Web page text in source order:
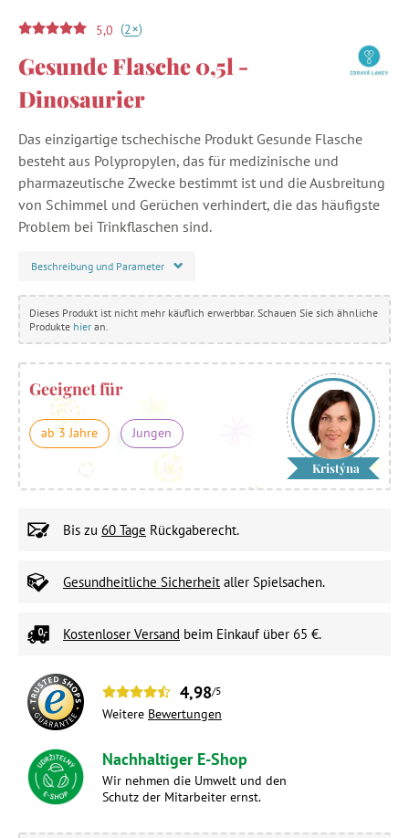
5,0 (2+)
Gesunde Flasche 0,5l -
Dinosaurier
Das einzigartige tschechische Produkt Gesunde Flasche
besteht aus Polypropylen, das für medizinische und
pharmazeutische Zwecke bestimmt ist und die Ausbreitung
von Schimmel und Gerüchen verhindert, die das häufigste
Problem bei Trinkflaschen sind.
Beschreibung und Parameter
Dieses Produkt ist nicht mehr käuflich erwerbbar. Schauen Sie sich ähnliche
Produkte hier an.
Geeignet für
ab 3 Jahre Jungen
Kristýna
Bis zu 60 Tage Rückgaberecht.
Gesundheitliche Sicherheit aller Spielsachen.
Kostenloser Versand beim Einkauf über 65 €.
4,98/5
Weitere Bewertungen
Nachhaltiger E-Shop
Wir nehmen die Umwelt und den
Schutz der Mitarbeiter ernst.